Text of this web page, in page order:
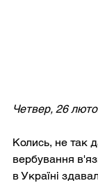
Четвер, 26
Колись, не так
вербування
в Україні